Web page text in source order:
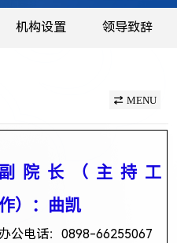
机构设置 领导致辞
MENU
副院长（主持工
）：曲凯
公电话：0898-66255067